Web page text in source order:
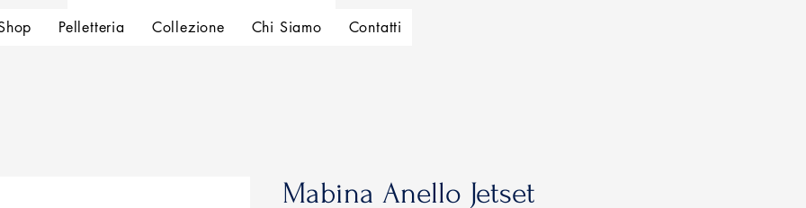
Mabina Anello Jetset
Pelletteria Collezione Chi Siamo Contatti